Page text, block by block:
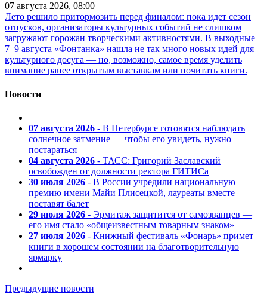
07 августа 2026, 08:00
Лето решило притормозить перед финалом: пока идет сезон
отпусков, организаторы культурных событий не слишком
загружают горожан творческими активностями. В выходные
7–9 августа «Фонтанка» нашла не так много новых идей для
культурного досуга — но, возможно, самое время уделить
внимание ранее открытым выставкам или почитать книги.
Новости
07 августа 2026 - В Петербурге готовятся наблюдать
солнечное затмение — чтобы его увидеть, нужно
постараться
04 августа 2026 - ТАСС: Григорий Заславский
освобожден от должности ректора ГИТИСа
30 июля 2026 - В России учредили национальную
премию имени Майи Плисецкой, лауреаты вместе
поставят балет
29 июля 2026 - Эрмитаж защитится от самозванцев —
его имя стало «общеизвестным товарным знаком»
27 июля 2026 - Книжный фестиваль «Фонарь» примет
книги в хорошем состоянии на благотворительную
ярмарку
Предыдущие новости